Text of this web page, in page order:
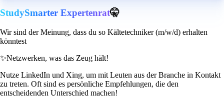
StudySmarter Expertenrat🤫
Wir sind der Meinung, dass du so Kältetechniker (m/w/d) erhalten
könntest
✨Netzwerken, was das Zeug hält!
Nutze LinkedIn und Xing, um mit Leuten aus der Branche in Kontakt
zu treten. Oft sind es persönliche Empfehlungen, die den
entscheidenden Unterschied machen!